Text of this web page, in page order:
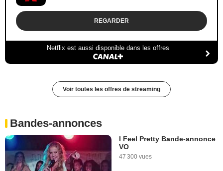
REGARDER
Netflix est aussi disponible dans les offres
Voir toutes les offres de streaming
Bandes-annonces
I Feel Pretty Bande-annonce
VO
47 300 vues